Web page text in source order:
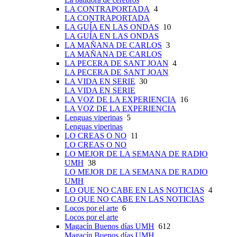
LA CONTRAPORTADA 4
LA CONTRAPORTADA
LA GUÍA EN LAS ONDAS 10
LA GUÍA EN LAS ONDAS
LA MAÑANA DE CARLOS 3
LA MAÑANA DE CARLOS
LA PECERA DE SANT JOAN 4
LA PECERA DE SANT JOAN
LA VIDA EN SERIE 30
LA VIDA EN SERIE
LA VOZ DE LA EXPERIENCIA
16
LA VOZ DE LA EXPERIENCIA
Lenguas viperinas 5
Lenguas viperinas
LO CREAS O NO 11
LO CREAS O NO
LO MEJOR DE LA SEMANA DE RADIO
UMH 38
LO MEJOR DE LA SEMANA DE RADIO
UMH
LO QUE NO CABE EN LAS NOTICIAS 4
LO QUE NO CABE EN LAS NOTICIAS
Locos por el arte 6
Locos por el arte
Magacín Buenos días UMH 612